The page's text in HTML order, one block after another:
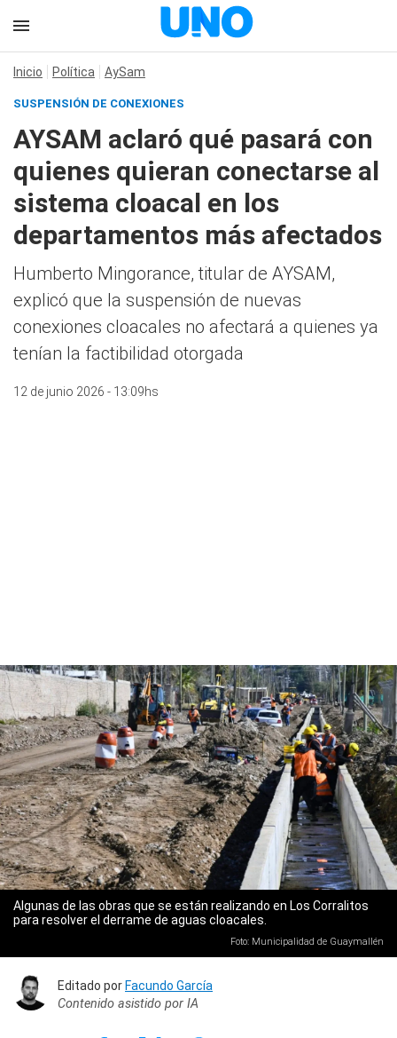
Inicio Política AySam
SUSPENSIÓN DE CONEXIONES
AYSAM aclaró qué pasará con
quienes quieran conectarse al
sistema cloacal en los
departamentos más afectados
Humberto Mingorance, titular de AYSAM,
explicó que la suspensión de nuevas
conexiones cloacales no afectará a quienes ya
tenían la factibilidad otorgada
12 de junio 2026 - 13:09hs
Algunas de las obras que se están realizando en Los Corralitos
para resolver el derrame de aguas cloacales.
Foto: Municipalidad de Guaymallén
Editado por Facundo García
Contenido asistido por IA